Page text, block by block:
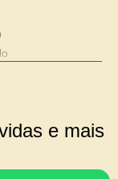
DO e mais